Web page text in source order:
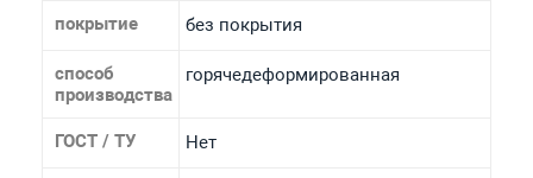
покрытие без покрытия
способ
производства
горячедеформированная
ГОСТ / ТУ Нет